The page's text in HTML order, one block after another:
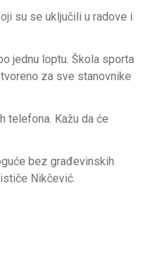
su se uključili u radove i
jednu loptu. Škola sporta
za sve stanovnike
telefona. Kažu da će
bez građevinskih
Nikčević.